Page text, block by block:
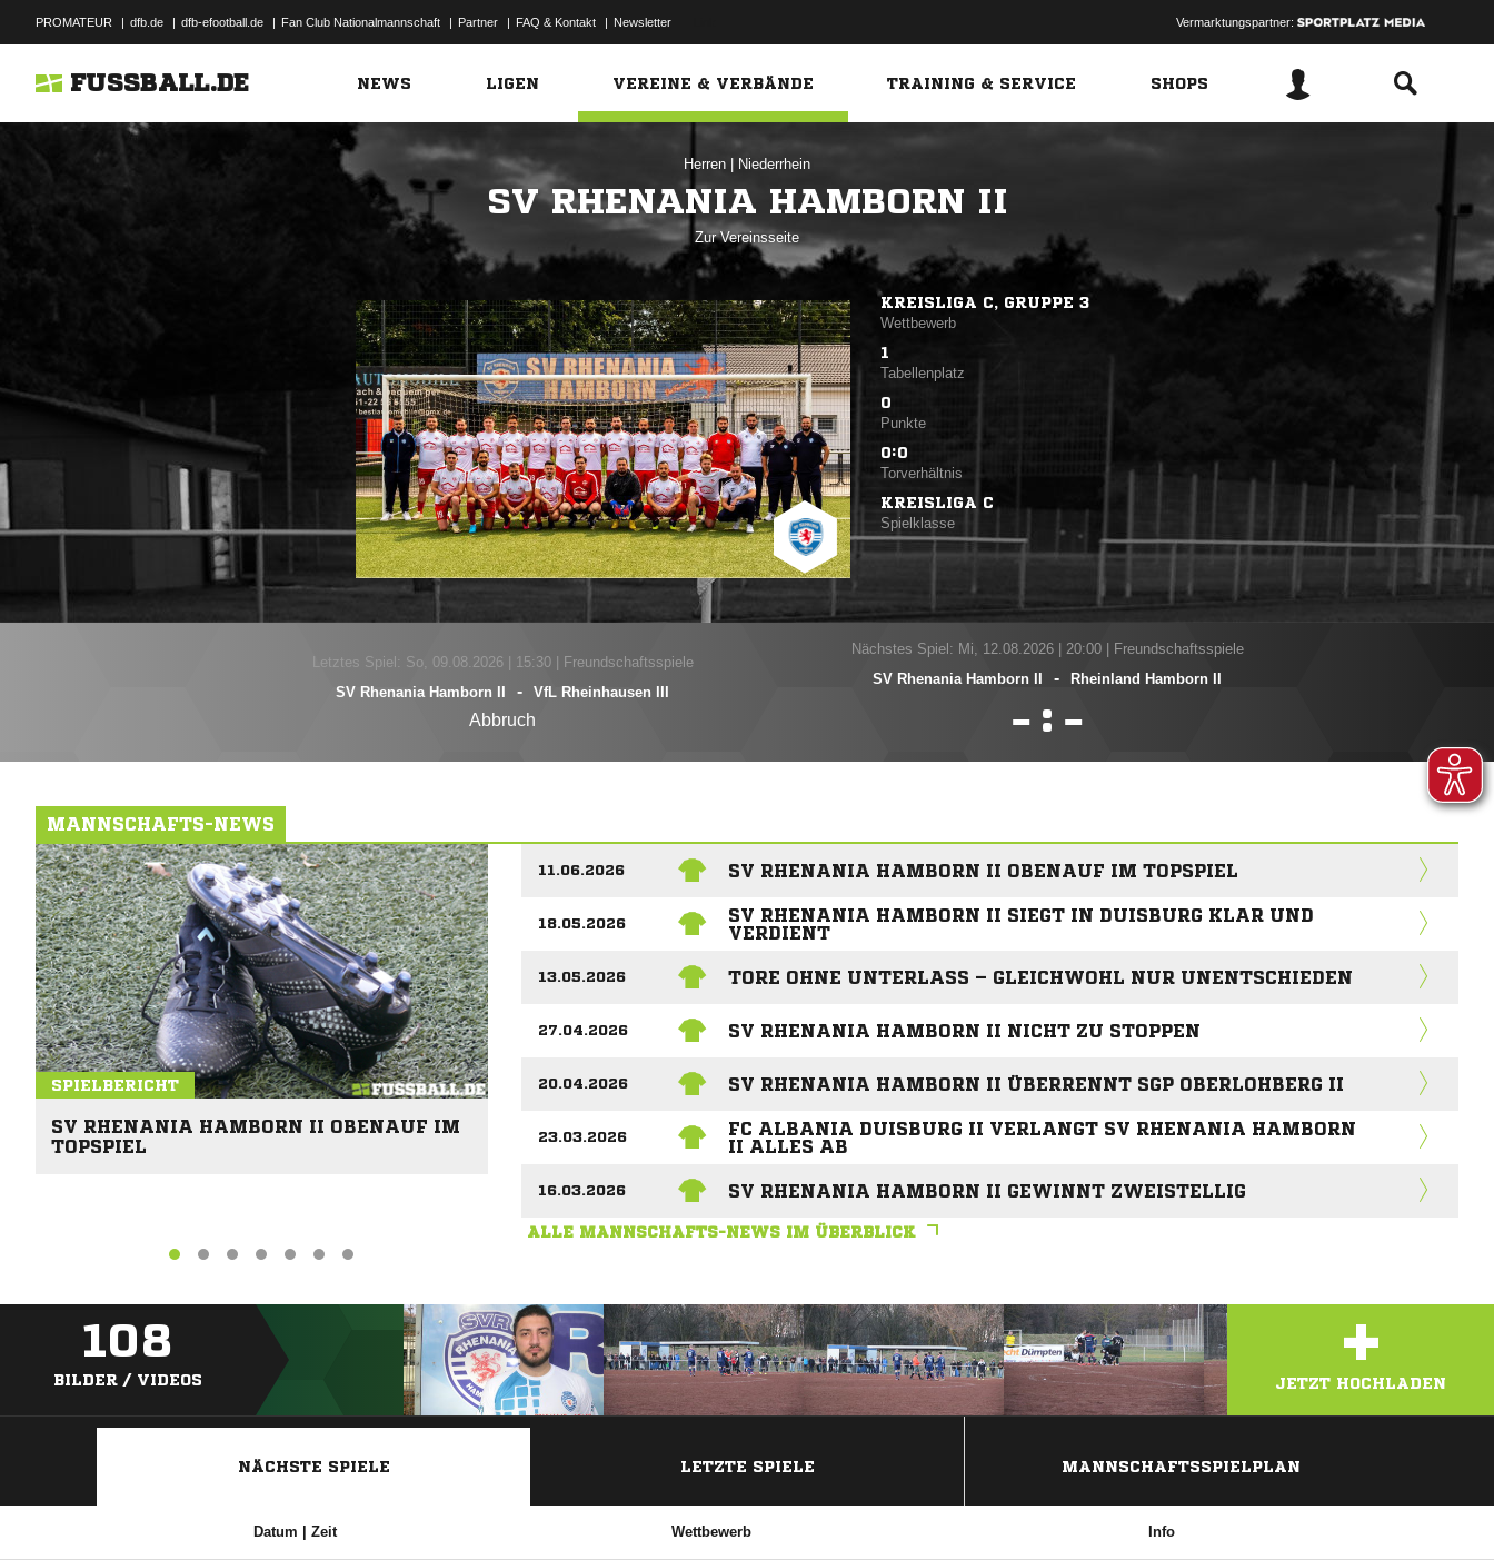
PROMATEUR | dfb.de | dfb-efootball.de | Fan Club Nationalmannschaft | Partner | FAQ & Kontakt | Newsletter Vermarktungspartner:
FUSSBALL.DE NEWS LIGEN VEREINE & VERBÄNDE TRAINING & SERVICE SHOPS
Herren Niederrhein
SV RHENANIA HAMBORN II
Zur Vereinsseite
KREISLIGA C, GRUPPE 3
Wettbewerb
1
Tabellenplatz
0
Punkte
0:0
Torverhältnis
KREISLIGA C
Spielklasse
Letztes Spiel: So, 09.08.2026
15:30 | Freundschaftsspiele
SV Rhenania Hamborn II
- VfL Rheinhausen III
Abbruch
Nächstes Spiel: Mi, 12.08.2026| 20:00 | Freundschaftsspiele
SV Rhenania Hamborn II
- Rheinland Hamborn II
 : 
MANNSCHAFTS-NEWS
SPIELBERICHT
SV RHENANIA HAMBORN II OBENAUF IM
TOPSPIEL
11.06.2026 SV RHENANIA HAMBORN II OBENAUF IM TOPSPIEL
18.05.2026
SV RHENANIA HAMBORN II SIEGT IN DUISBURG KLAR UND
VERDIENT
13.05.2026 TORE OHNE UNTERLASS – GLEICHWOHL NUR UNENTSCHIEDEN
27.04.2026 SV RHENANIA HAMBORN II NICHT ZU STOPPEN
20.04.2026 SV RHENANIA HAMBORN II ÜBERRENNT SGP OBERLOHBERG II
23.03.2026
FC ALBANIA DUISBURG II VERLANGT SV RHENANIA HAMBORN
II ALLES AB
16.03.2026 SV RHENANIA HAMBORN II GEWINNT ZWEISTELLIG
ALLE MANNSCHAFTS-NEWS IM ÜBERBLICK
108
BILDER / VIDEOS +
JETZT HOCHLADEN
NÄCHSTE SPIELE LETZTE SPIELE MANNSCHAFTSSPIELPLAN
Datum | Zeit Wettbewerb Info